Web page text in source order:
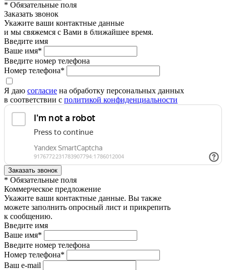
* Обязательные поля
Заказать звонок
Укажите ваши контактные данные
и мы свяжемся с Вами в ближайшее время.
Введите имя
Ваше имя*
Введите номер телефона
Номер телефона*
Я даю согласие на обработку персональных данных
в соответствии с политикой конфиденциальности
* Обязательные поля
Коммерческое предложение
Укажите ваши контактные данные. Вы также
можете заполнить опросный лист и прикрепить
к сообщению.
Введите имя
Ваше имя*
Введите номер телефона
Номер телефона*
Ваш e-mail